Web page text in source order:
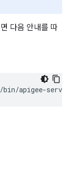
다음 안내를 따
apigee-